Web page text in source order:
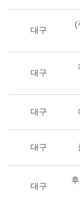
대구
(
대구
대구
대구
대구